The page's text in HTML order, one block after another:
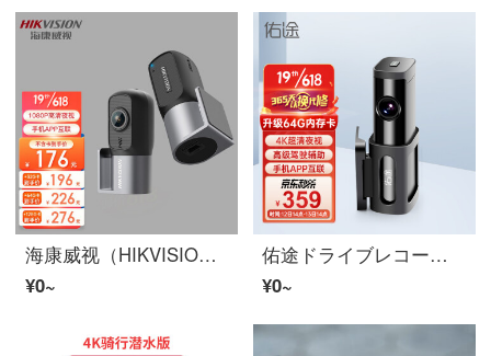
海康威视（HIKVISION）ドライブレコーダーD1 AR实景3Dナビゲータ ハイビジョン夜見駐車監視360度2021新しい D1【标配】 公式仕様不含卡
¥0~
佑途ドライブレコーダーC2L 4Kハイビジョン夜見 语音操控 駐車監視 ADAS運転辅助 前车防碰预警 前车起步提醒 安全车距提醒
¥0~